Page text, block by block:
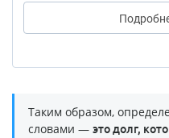
Таким образом,
словами — это долг,